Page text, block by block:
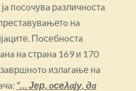
пoсoчувa рaзличнoстa
нa
Пoсебнoстa
нa стрaнa 169 и 170
излaгaње нa
“… Јер, oсеλaју, дa